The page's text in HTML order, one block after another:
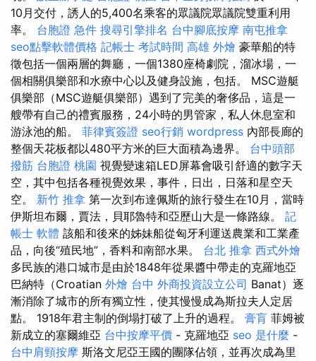
10月交付，誘人的5,400名乘客的眾議院眾議院雙重利用
率。 台胞證 急件 搜尋引擎排名 台中腳底按摩 南屯推拿
seo點擊軟體價格 記帳士 考試時間 高雄 外燴 豪華船的特
徵包括一個兩層的舞廳，一個1380座椅劇院，溜冰場，一
個相關俱樂部和水療中心以及健身設施，包括。 MSC遊艇
俱樂部（MSC遊艇俱樂部）遇到了完美的奢侈品，這是一
艘帶有自己的禮賓服務，24小時的男管家，私人休息室和
游泳池的船。 菲律賓簽證 seo行銷 wordpress 內部長廊的
整個天花板都以480平方米的巨大面積為邊界。 台中頭部
撥筋 台胞證 桃園 視覺變速箱LED屏幕會吸引舒適的數字天
空，其中包括各種視覺效果，事件，日出，日落和星空天
空。 新竹 推拿 第一次到布達佩斯的旅行發生在10月，當時
伊斯坦布爾，賈法，貝耶魯特和亞歷山大是一條路線。 記
帳士 軟體 該船和後來的姊妹船從匈牙利運送農業和工業產
品，向後“殖民地”，香料和南部水果。 台北 推拿 西式外燴
多民族的港口城市是由於1848年從果醬中帶走的克羅地亞
巴納特（Croatian 外燴 台中 外商投資設立公司 Banat）逐
漸消除了城市的所有獨立性，使其慢慢成為斯拉夫人定居
點。 1918年君主制的倒塌打破了上升的過程。 膏肓 菲姆被
新成立的塞爾維亞 台中按摩平價 - 克羅地亞 seo 是什麼 -
台中肩頸按摩 斯洛文尼亞王國的團隊佔領，並再次成為里